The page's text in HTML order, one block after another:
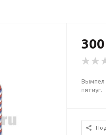
Вымпел
пятиуг.